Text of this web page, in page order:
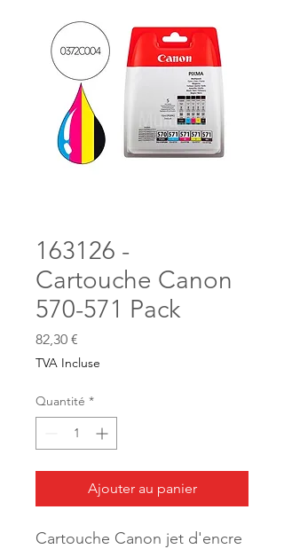
163126 -
Cartouche Canon
570-571 Pack
82,30 €
TVA Incluse
Quantité *
Ajouter au panier
Cartouche Canon jet d'encre